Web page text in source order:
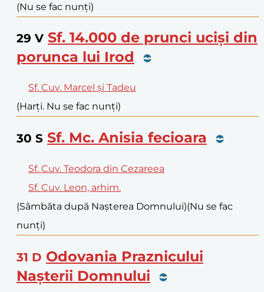
(Nu se fac nunți)
29 V Sf. 14.000 de prunci uciși din
porunca lui Irod
Sf. Cuv. Marcel și Tadeu
(Harți. Nu se fac nunți)
30 S Sf. Mc. Anisia fecioara
Sf. Cuv. Teodora din Cezareea
Sf. Cuv. Leon, arhim.
(Sâmbăta după Nașterea Domnului)(Nu se fac
nunți)
31 D Odovania Praznicului
Nașterii Domnului